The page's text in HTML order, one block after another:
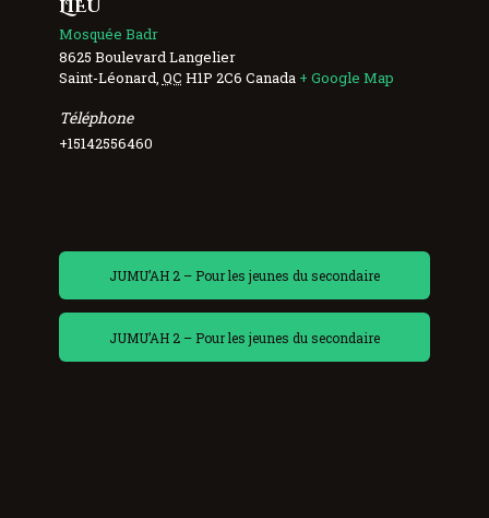
LIEU
Mosquée Badr
8625 Boulevard Langelier
Saint-Léonard QC H1P 2C6 Canada + Google Map
Téléphone
+15142556460
JUMU’AH 2 – Pour les jeunes du secondaire
JUMU’AH 2 – Pour les jeunes du secondaire